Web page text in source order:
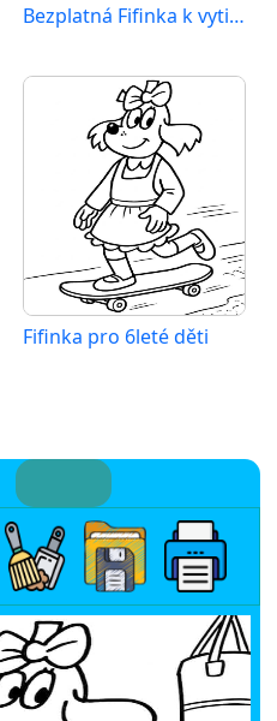
Bezplatná Fifinka k vytištění
Fifinka pro 6leté děti